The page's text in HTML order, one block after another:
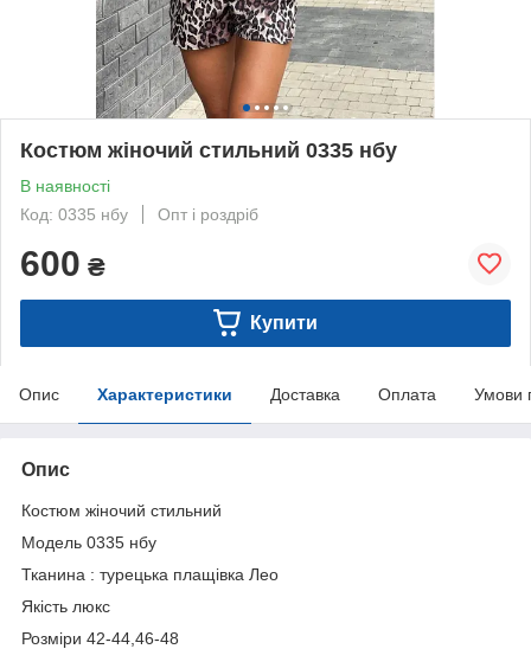
Костюм жіночий стильний 0335 нбу
В наявності
Код: 0335 нбу
Опт і роздріб
600 ₴
Купити
Опис Характеристики Доставка Оплата Умови
Опис
Костюм жіночий стильний
Модель 0335 нбу
Тканина : турецька плащівка Лео
Якість люкс
Розміри 42-44,46-48